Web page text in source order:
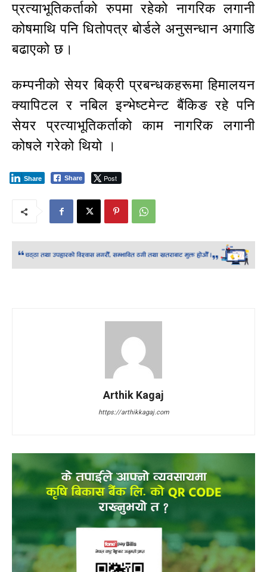
प्रत्याभूतिकर्ताको रुपमा रहेको नागरिक लगानी
कोषमाथि पनि धितोपत्र बोर्डले अनुसन्धान अगाडि
बढाएको छ।
कम्पनीको सेयर बिक्री प्रबन्धकहरूमा हिमालयन
क्यापिटल र नबिल इन्भेष्टमेन्ट बैंकिङ रहे पनि
सेयर प्रत्याभूतिकर्ताको काम नागरिक लगानी
कोषले गरेको थियो ।
Share Post
Share
Arthik Kagaj
https://arthikkagaj.com